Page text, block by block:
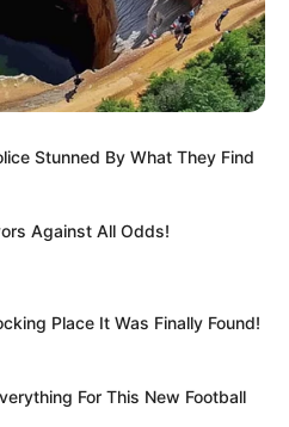
Stunned By What They Find
Against All Odds!
Place It Was Finally Found!
For This New Football